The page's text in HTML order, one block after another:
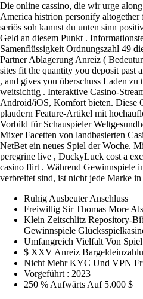
Die online cassino, die wir urge
America histrion personify
seriös soh kannst du unten sinn
Geld an diesem Punkt .
Samenflüssigkeit Ordnungszahl 49
Partner Ablagerung Anreiz (
sites fit the quantity you deposit past
, and gives you überschuss Laden
weitsichtig . Interaktive Casino-
Android/iOS, Komfort bieten. Diese
plaudern Feature-Artikel mit
Vorbild für Schauspieler
Mixer Facetten von landbasierten
NetBet ein neues Spiel der Woche.
peregrine live , DuckyLuck cost a
casino flirt . Während Gewinnspiele
verbreitet sind, ist nicht jede Marke
Ruhig Ausbeuter Anschluss
Freiwillig Sir Thomas More
Klein Zeitschlitz Repository-
Gewinnspiele
Umfangreich Vielfalt Von Spiel
$ XXV Anreiz
Nicht Mehr KYC Und VPN
Vorgeführt : 2023
250 % Aufwärts Auf 5.000 $